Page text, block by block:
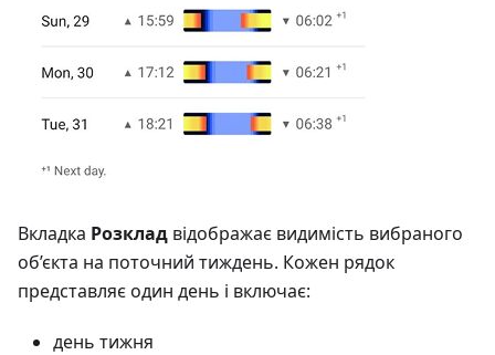
Вкладка Розклад відображає видимість вибраного
об’єкта на поточний тиждень. Кожен рядок
представляє один день і включає:
день тижня